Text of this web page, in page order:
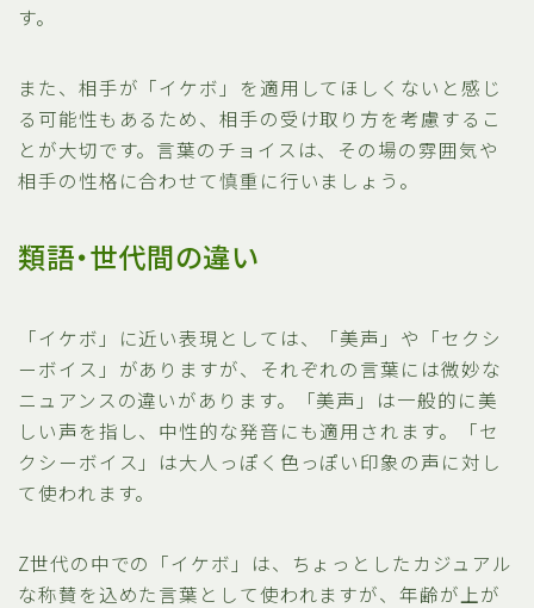
す。
また、相手が「イケボ」を適用してほしくないと感じ
る可能性もあるため、相手の受け取り方を考慮するこ
とが大切です。言葉のチョイスは、その場の雰囲気や
相手の性格に合わせて慎重に行いましょう。
類語・世代間の違い
「イケボ」に近い表現としては、「美声」や「セクシ
ーボイス」がありますが、それぞれの言葉には微妙な
ニュアンスの違いがあります。「美声」は一般的に美
しい声を指し、中性的な発音にも適用されます。「セ
クシーボイス」は大人っぽく色っぽい印象の声に対し
て使われます。
Z世代の中での「イケボ」は、ちょっとしたカジュアル
な称賛を込めた言葉として使われますが、年齢が上が